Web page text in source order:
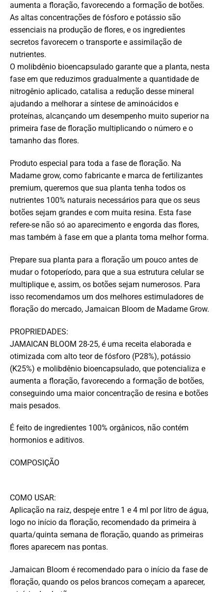
aumenta a floração, favorecendo a formação de botões.
As altas concentrações de fósforo e potássio são
essenciais na produção de flores, e os ingredientes
secretos favorecem o transporte e assimilação de
nutrientes.
O molibdênio bioencapsulado garante que a planta, nesta
fase em que reduzimos gradualmente a quantidade de
nitrogênio aplicado, catalisa a redução desse mineral
ajudando a melhorar a síntese de aminoácidos e
proteínas, alcançando um desempenho muito superior na
primeira fase de floração multiplicando o número e o
tamanho das flores.
Produto especial para toda a fase de floração. Na
Madame grow, como fabricante e marca de fertilizantes
premium, queremos que sua planta tenha todos os
nutrientes 100% naturais necessários para que os seus
botões sejam grandes e com muita resina. Esta fase
refere-se não só ao aparecimento e engorda das flores,
mas também à fase em que a planta toma melhor forma.
Prepare sua planta para a floração um pouco antes de
mudar o fotoperíodo, para que a sua estrutura celular se
multiplique e, assim, os botões sejam numerosos. Para
isso recomendamos um dos melhores estimuladores de
floração do mercado, Jamaican Bloom de Madame Grow.
PROPRIEDADES:
JAMAICAN BLOOM 28-25, é uma receita elaborada e
otimizada com alto teor de fósforo (P28%), potássio
(K25%) e molibdênio bioencapsulado, que potencializa e
aumenta a floração, favorecendo a formação de botões,
conseguindo uma maior concentração de resina e botões
mais pesados.
É feito de ingredientes 100% orgânicos, não contém
hormonios e aditivos.
COMPOSIÇÃO
COMO USAR:
Aplicação na raiz, despeje entre 1 e 4 ml por litro de água,
logo no início da floração, recomendado da primeira à
quarta/quinta semana de floração, quando as primeiras
flores aparecem nas pontas.
Jamaican Bloom é recomendado para o início da fase de
floração, quando os pelos brancos começam a aparecer,